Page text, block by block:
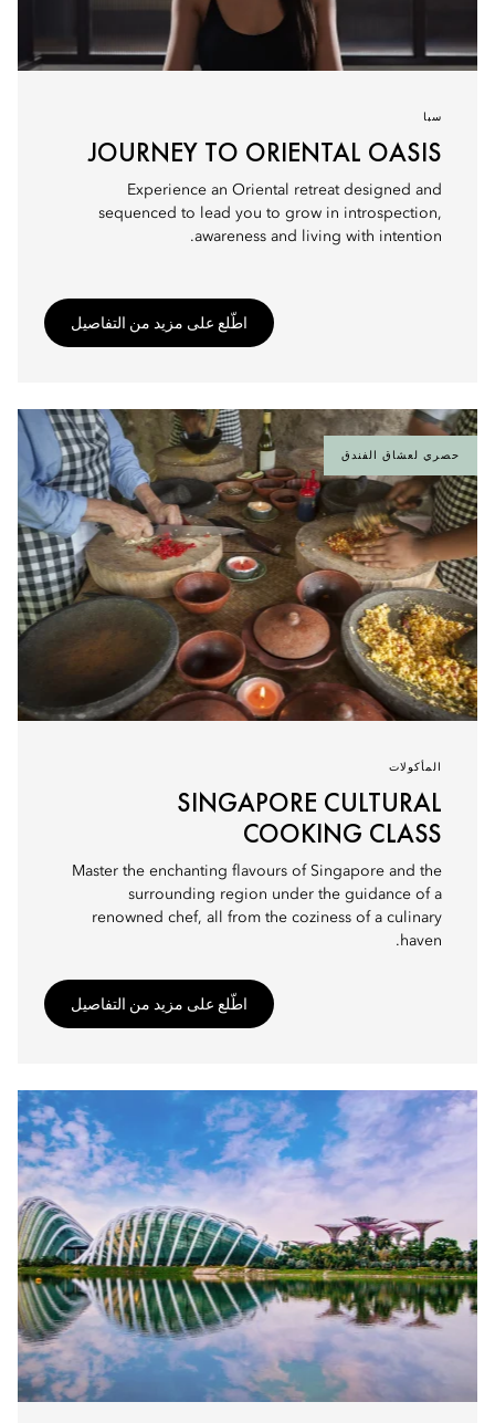
سبا
JOURNEY TO ORIENTAL OASIS
Experience an Oriental retreat designed and
sequenced to lead you to grow in introspection,
awareness and living with intention.
اطّلع على مزيد من التفاصيل
حصري لعشاق الفندق
المأكولات
SINGAPORE CULTURAL
COOKING CLASS
Master the enchanting flavours of Singapore and the
surrounding region under the guidance of a
renowned chef, all from the coziness of a culinary
haven.
اطّلع على مزيد من التفاصيل